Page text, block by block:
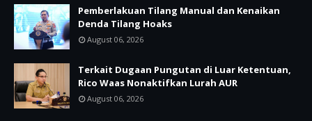
Pemberlakuan Tilang Manual dan Kenaikan
Denda Tilang Hoaks
August 06, 2026
Terkait Dugaan Pungutan di Luar Ketentuan,
Rico Waas Nonaktifkan Lurah AUR
August 06, 2026